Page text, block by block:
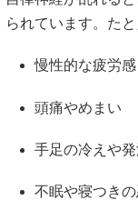
られています。たと
慢性的な疲労感
頭痛やめまい
手足の冷えや
不眠や寝つきの